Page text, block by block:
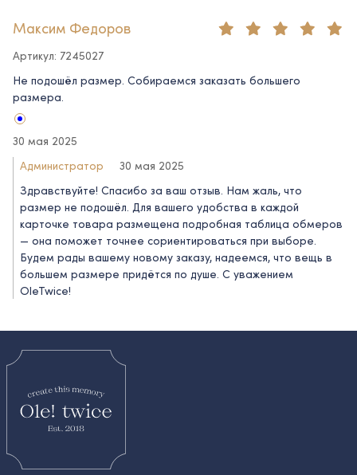
Максим Федоров
Артикул: 7245027
Не подошёл размер. Собираемся заказать большего
размера.
30 мая 2025
Администратор
30 мая 2025
Здравствуйте! Спасибо за ваш отзыв. Нам жаль, что
размер не подошёл. Для вашего удобства в каждой
карточке товара размещена подробная таблица обмеров
— она поможет точнее сориентироваться при выборе.
Будем рады вашему новому заказу, надеемся, что вещь в
большем размере придётся по душе. С уважением
OleTwice!